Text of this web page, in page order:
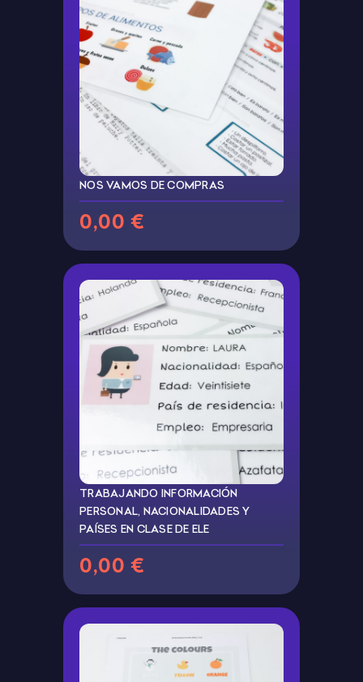
NOS VAMOS DE COMPRAS
0,00 €
TRABAJANDO INFORMACIÓN
PERSONAL, NACIONALIDADES Y
PAÍSES EN CLASE DE ELE
0,00 €